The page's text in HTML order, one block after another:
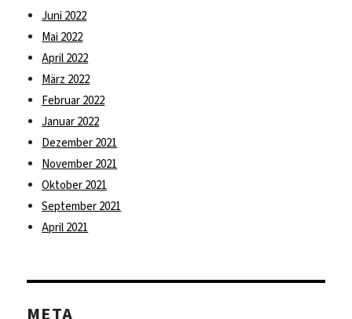
Juni 2022
Mai 2022
April 2022
März 2022
Februar 2022
Januar 2022
Dezember 2021
November 2021
Oktober 2021
September 2021
April 2021
META